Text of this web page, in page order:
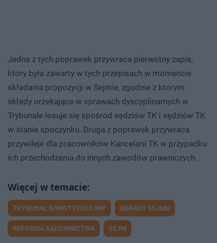
Jedna z tych poprawek przywraca pierwotny zapis,
który była zawarty w tych przepisach w momencie
składania propozycji w Sejmie, zgodnie z którym
składy orzekające w sprawach dyscyplinarnych w
Trybunale losuje się spośród sędziów TK i sędziów TK
w stanie spoczynku. Druga z poprawek przywraca
przywileje dla pracowników Kancelarii TK w przypadku
ich przechodzenia do innych zawodów prawniczych.
TRYBUNAŁ KONSTYTUCYJNY OBRADY SEJMU
REFORMA SĄDOWNICTWA SEJM